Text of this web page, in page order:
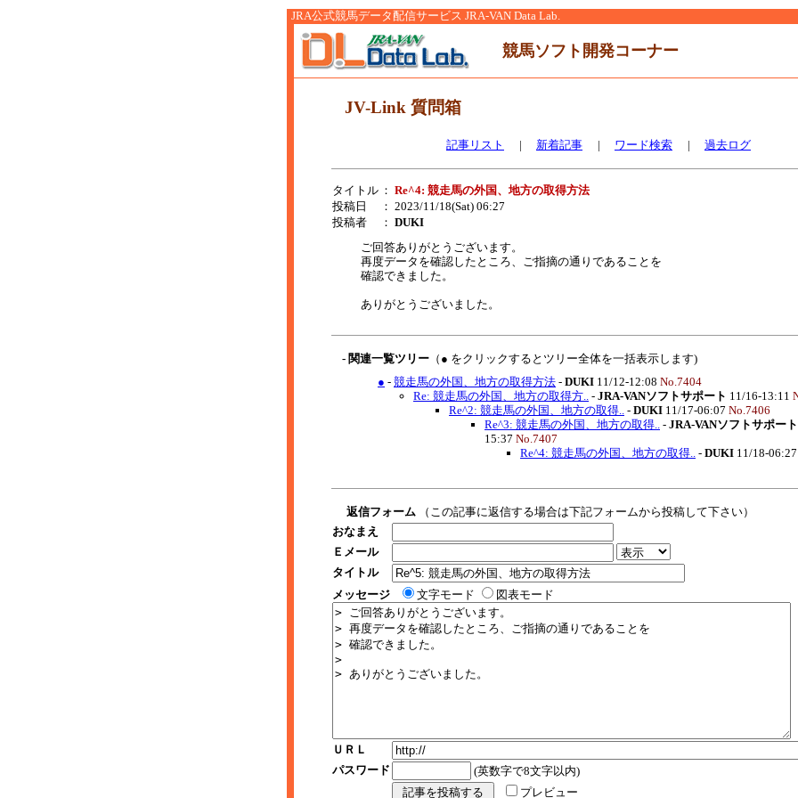
JRA公式競馬データ配信サービス JRA-VAN Data Lab.
競馬ソフト開発コーナー
JV-Link 質問箱
記事リスト | 新着記事 | ワード検索 | 過去ログ
タイトル ： Re^4: 競走馬の外国、地方の取得方法
投稿日
： 2023/11/18(Sat) 06:27
投稿者
： DUKI
ご回答ありがとうございます。
再度データを確認したところ、ご指摘の通りであることを
確認できました。
ありがとうございました。
- 関連一覧ツリー （● をクリックするとツリー全体を一括表示します)
● - 競走馬の外国、地方の取得方法 - DUKI 11/12-12:08 No.7404
Re: 競走馬の外国、地方の取得方.. - JRA-VANソフトサポート 11/16-13:11
Re^2: 競走馬の外国、地方の取得.. - DUKI 11/17-06:07 No.7406
Re^3: 競走馬の外国、地方の取得.. - JRA-VANソフトサポート
15:37 No.7407
Re^4: 競走馬の外国、地方の取得.. - DUKI 11/18-06:27
返信フォーム （この記事に返信する場合は下記フォームから投稿して下さい）
おなまえ
Ｅメール
タイトル
メッセージ
文字モード 図表モード
ＵＲＬ
パスワード
(英数字で8文字以内)
プレビュー